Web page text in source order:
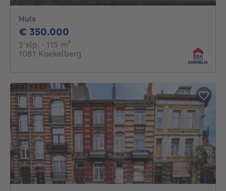
Huis
€ 350.000
2 slp. 2 slaapkamers
· 115 m²
1081 Koekelberg